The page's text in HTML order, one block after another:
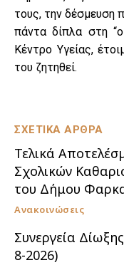
ΣΧΕΤΙΚΑ ΑΡΘΡΑ
Τελικά
Σχολικών
του Δήμου
Ανακοινώσεις
Συνεργεία
8-2026)
τους, την δέσμευση
πάντα δίπλα στη
Κέντρο Υγείας,
του ζητηθεί.